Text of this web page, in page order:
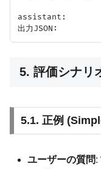
assistant:
5. 評価シナリ
5.1. 正例
ユーザーの質問: